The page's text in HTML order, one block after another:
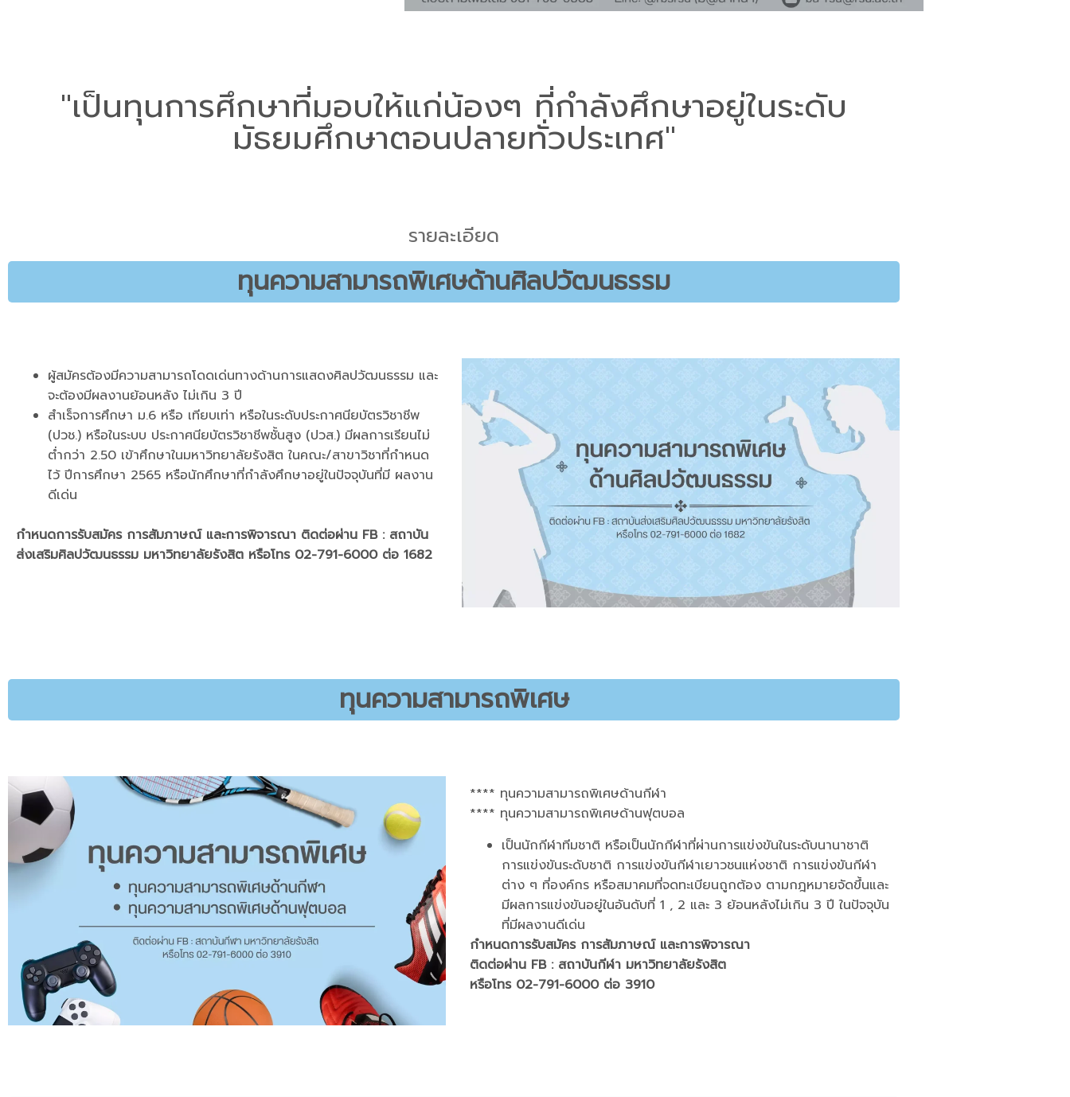
"เป็นทุนการศึกษาที่มอบให้แก่น้องๆ ที่กำลังศึกษาอยู่ในระดับ
มัธยมศึกษาตอนปลายทั่วประเทศ"
รายละเอียด
ทุนความสามารถพิเศษด้านศิลปวัฒนธรรม
ผู้สมัครต้องมีความสามารถโดดเด่นทางด้านการแสดงศิลปวัฒนธรรม และ
จะต้องมีผลงานย้อนหลัง ไม่เกิน 3 ปี
สำเร็จการศึกษา ม.6 หรือ เทียบเท่า หรือในระดับประกาศนียบัตรวิชาชีพ
(ปวช.) หรือในระบบ ประกาศนียบัตรวิชาชีพชั้นสูง (ปวส.) มีผลการเรียนไม่
ต่ำกว่า 2.50 เข้าศึกษาในมหาวิทยาลัยรังสิต ในคณะ/สาขาวิชาที่กำหนด
ไว้ ปีการศึกษา 2565 หรือนักศึกษาที่กำลังศึกษาอยู่ในปัจจุบันที่มี ผลงาน
ดีเด่น
กำหนดการรับสมัคร การสัมภาษณ์ และการพิจารณา ติดต่อผ่าน FB : สถาบัน
ส่งเสริมศิลปวัฒนธรรม มหาวิทยาลัยรังสิต หรือโทร 02-791-6000 ต่อ 1682
ทุนความสามารถพิเศษ
**** ทุนความสามารถพิเศษด้านกีฬา
**** ทุนความสามารถพิเศษด้านฟุตบอล
เป็นนักกีฬาทีมชาติ หรือเป็นนักกีฬาที่ผ่านการแข่งขันในระดับนานาชาติ
การแข่งขันระดับชาติ การแข่งขันกีฬาเยาวชนแห่งชาติ การแข่งขันกีฬา
ต่าง ๆ ที่องค์กร หรือสมาคมที่จดทะเบียนถูกต้อง ตามกฎหมายจัดขึ้นและ
มีผลการแข่งขันอยู่ในอันดับที่ 1 , 2 และ 3 ย้อนหลังไม่เกิน 3 ปี ในปัจจุบัน
ที่มีผลงานดีเด่น
กำหนดการรับสมัคร การสัมภาษณ์ และการพิจารณา
ติดต่อผ่าน FB : สถาบันกีฬา มหาวิทยาลัยรังสิต
หรือโทร 02-791-6000 ต่อ 3910